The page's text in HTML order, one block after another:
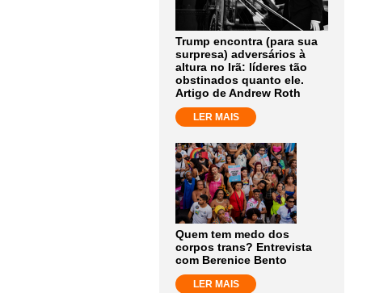
Trump encontra (para sua
surpresa) adversários à
altura no Irã: líderes tão
obstinados quanto ele.
Artigo de Andrew Roth
LER MAIS
Quem tem medo dos
corpos trans? Entrevista
com Berenice Bento
LER MAIS